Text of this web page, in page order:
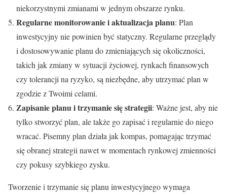
niekorzystnymi zmianami w jednym obszarze rynku.
Regularne monitorowanie i aktualizacja planu: Plan
inwestycyjny nie powinien być statyczny. Regularne przeglądy
i dostosowywanie planu do zmieniających się okoliczności,
takich jak zmiany w sytuacji życiowej, rynkach finansowych
czy tolerancji na ryzyko, są niezbędne, aby utrzymać plan w
zgodzie z Twoimi celami.
Zapisanie planu i trzymanie się strategii: Ważne jest, aby nie
tylko stworzyć plan, ale także go zapisać i regularnie do niego
wracać. Pisemny plan działa jak kompas, pomagając trzymać
się obranej strategii nawet w momentach rynkowej zmienności
czy pokusy szybkiego zysku.
Tworzenie i trzymanie się planu inwestycyjnego wymaga